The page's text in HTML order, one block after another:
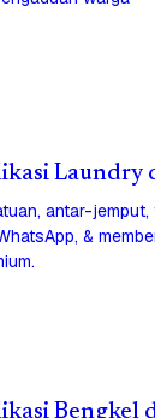
Laundry
antar-
&
Bengkel